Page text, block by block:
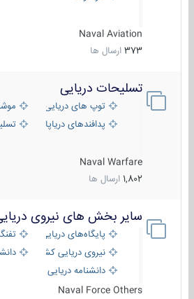
Naval Aviation
373 ارسال ها
تسلیحات دریایی
توپ های دریایی
پدافندهای دریاپایه
Naval Warfare
1,802 ارسال ها
سایر بخش های نیروی دریایی
پایگاه‌های دریایی
نیروی دریایی کشورهای مختلف
دانشنامه دریایی کپی
Naval Force Others